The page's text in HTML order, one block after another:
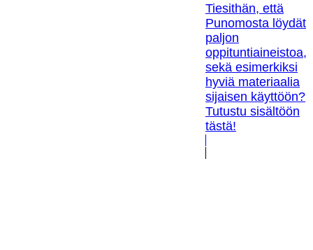
Tiesithän, että
Punomosta löydät
paljon
oppituntiaineistoa,
sekä esimerkiksi
hyviä materiaalia
sijaisen käyttöön?
Tutustu sisältöön
tästä!